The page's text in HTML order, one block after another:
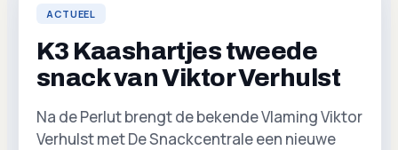
ACTUEEL
K3 Kaashartjes tweede
snack van Viktor Verhulst
Na de Perlut brengt de bekende Vlaming Viktor
Verhulst met De Snackcentrale een nieuwe